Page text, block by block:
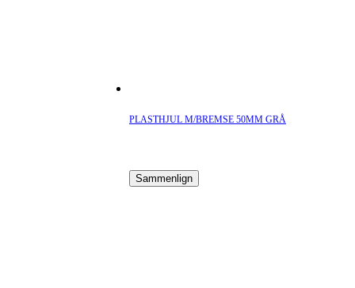
PLASTHJUL M/BREMSE 50MM GRÅ
Sammenlign